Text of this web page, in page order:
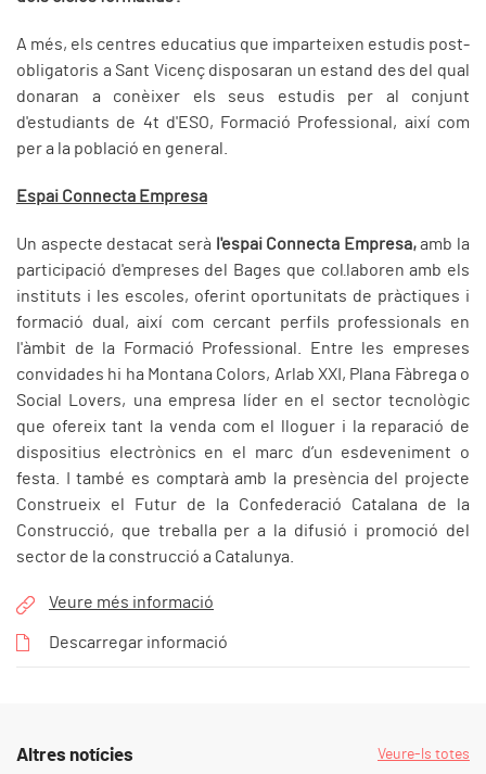
A més, els centres educatius que imparteixen estudis post-
obligatoris a Sant Vicenç disposaran un estand des del qual
donaran a conèixer els seus estudis per al conjunt
d'estudiants de 4t d'ESO, Formació Professional, així com
per a la població en general.
Espai Connecta Empresa
Un aspecte destacat serà l'espai Connecta Empresa,amb la
participació d'empreses del Bages que col·laboren amb els
instituts i les escoles, oferint oportunitats de pràctiques i
formació dual, així com cercant perfils professionals en
l'àmbit de la Formació Professional. Entre les empreses
convidades hi ha Montana Colors, Arlab XXI, Plana Fàbrega o
Social Lovers, una empresa líder en el sector tecnològic
que ofereix tant la venda com el lloguer i la reparació de
dispositius electrònics en el marc d’un esdeveniment o
festa. I també es comptarà amb la presència del projecte
Construeix el Futur de la Confederació Catalana de la
Construcció, que treballa per a la difusió i promoció del
sector de la construcció a Catalunya.
Veure més informació
Descarregar informació
Altres notícies Veure-ls totes